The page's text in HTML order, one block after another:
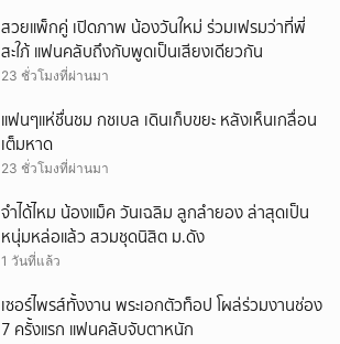
สวยแพ็กคู่ เปิดภาพ น้องวันใหม่ ร่วมเฟรมว่าที่พี่
สะใภ้ แฟนคลับถึงกับพูดเป็นเสียงเดียวกัน
23 ชั่วโมงที่ผ่านมา
แฟนๆแห่ชื่นชม กชเบล เดินเก็บขยะ หลังเห็นเกลื่อน
เต็มหาด
23 ชั่วโมงที่ผ่านมา
จำได้ไหม น้องแม็ค วันเฉลิม ลูกลำยอง ล่าสุดเป็น
หนุ่มหล่อแล้ว สวมชุดนิสิต ม.ดัง
1 วันที่แล้ว
เซอร์ไพรส์ทั้งงาน พระเอกตัวท็อป โผล่ร่วมงานช่อง
7 ครั้งแรก แฟนคลับจับตาหนัก